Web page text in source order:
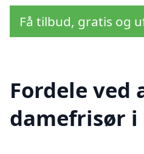
Få tilbud, gratis og
Fordele
damefrisør i